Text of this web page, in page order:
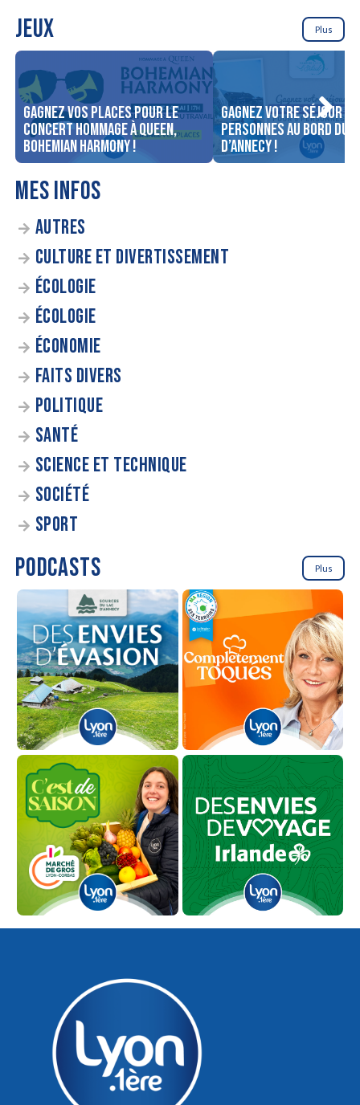
JEUX Plus
Gagnez vos places pour le
concert Hommage à Queen,
Bohemian Harmony !
Gagnez votre séjour
personnes au bord du
d’Annecy !
MES INFOS
AUTRES
CULTURE ET DIVERTISSEMENT
ÉCOLOGIE
ÉCOLOGIE
ÉCONOMIE
FAITS DIVERS
POLITIQUE
SANTÉ
SCIENCE ET TECHNIQUE
SOCIÉTÉ
SPORT
PODCASTS Plus